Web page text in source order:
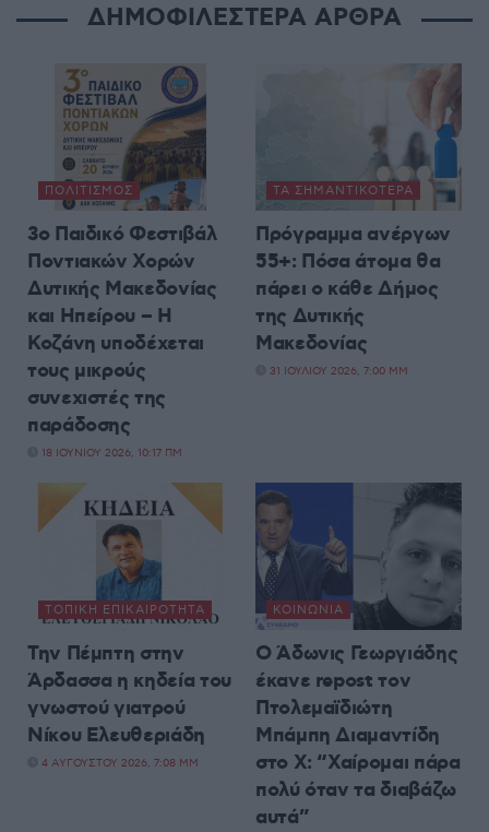
ΔΗΜΟΦΙΛΕΣΤΕΡΑ ΑΡΘΡΑ
ΠΟΛΙΤΙΣΜΌΣ
3ο Παιδικό Φεστιβάλ
Ποντιακών Χορών
Δυτικής Μακεδονίας
και Ηπείρου – Η
Κοζάνη υποδέχεται
τους μικρούς
συνεχιστές της
παράδοσης
18 ΙΟΥΝΊΟΥ 2026, 10:17 ΠΜ
ΤΑ ΣΗΜΑΝΤΙΚΟΤΕΡΑ
Πρόγραμμα ανέργων
55+: Πόσα άτομα θα
πάρει ο κάθε Δήμος
της Δυτικής
Μακεδονίας
31 ΙΟΥΛΊΟΥ 2026, 7:00 ΜΜ
ΤΟΠΙΚΉ ΕΠΙΚΑΙΡΌΤΗΤΑ
Την Πέμπτη στην
Άρδασσα η κηδεία του
γνωστού γιατρού
Νίκου Ελευθεριάδη
4 ΑΥΓΟΎΣΤΟΥ 2026, 7:08 ΜΜ
ΚΟΙΝΩΝΊΑ
Ο Άδωνις Γεωργιάδης
έκανε repost τον
Πτολεμαϊδιώτη
Μπάμπη Διαμαντίδη
στο X: “Χαίρομαι πάρα
πολύ όταν τα διαβάζω
αυτά”